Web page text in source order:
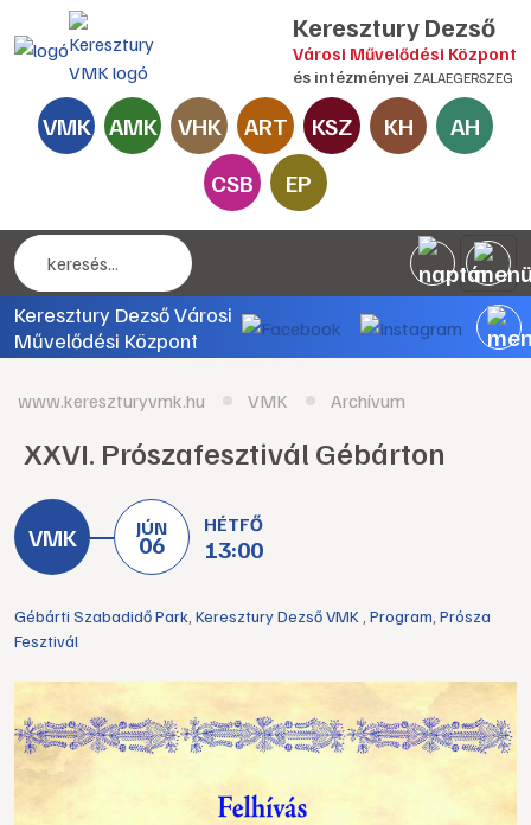
Keresztury Dezső
Városi Művelődési Központ
és intézményei ZALAEGERSZEG
VMK AMK VHK ART KSZ KH
AH
CSB
EP
Keresztury Dezső Városi
Művelődési Központ
www.kereszturyvmk.hu VMK Archívum
XXVI. Prószafesztivál Gébárton
JÚN
06
HÉTFŐ
13:00
Gébárti Szabadidő Park Keresztury Dezső VMK Program Prósza
Fesztivál